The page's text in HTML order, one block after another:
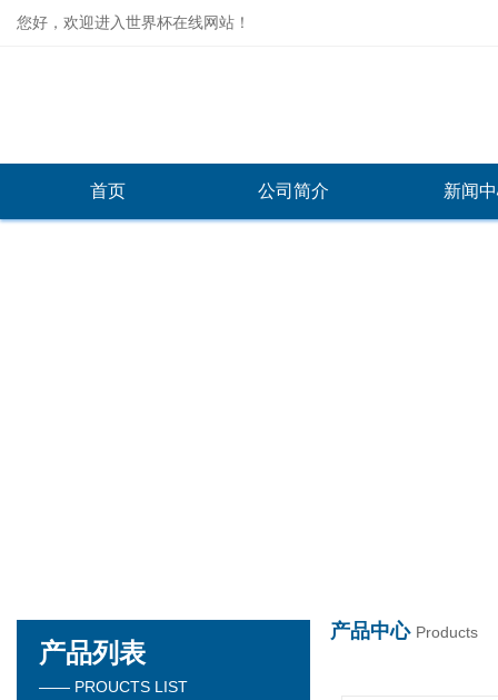
您好，欢迎进入世界杯在线网站！
首页 公司简介 新闻
产品中心 Products
产品列表
—— PROUCTS LIST